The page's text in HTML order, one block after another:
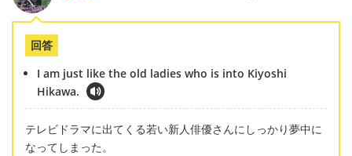
回答
I am just like the old ladies who is into Kiyoshi
Hikawa.
テレビドラマに出てくる若い新人俳優さんにしっかり夢中に
なってしまった。